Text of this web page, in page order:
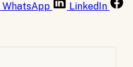
WhatsApp
LinkedIn